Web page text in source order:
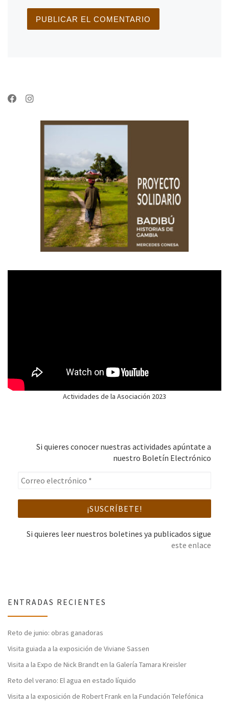
Actividades de la Asociación 2023
Si quieres conocer nuestras actividades apúntate a
nuestro Boletín Electrónico
Si quieres leer nuestros boletines ya publicados sigue
este enlace
ENTRADAS RECIENTES
Reto de junio: obras ganadoras
Visita guiada a la exposición de Viviane Sassen
Visita a la Expo de Nick Brandt en la Galería Tamara Kreisler
Reto del verano: El agua en estado líquido
Visita a la exposición de Robert Frank en la Fundación Telefónica